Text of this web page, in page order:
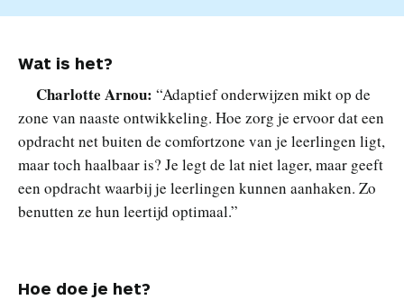
Wat is het?
Charlotte Arnou: “Adaptief onderwijzen mikt op de
zone van naaste ontwikkeling. Hoe zorg je ervoor dat een
opdracht net buiten de comfortzone van je leerlingen ligt,
maar toch haalbaar is? Je legt de lat niet lager, maar geeft
een opdracht waarbij je leerlingen kunnen aanhaken. Zo
benutten ze hun leertijd optimaal.”
Hoe doe je het?